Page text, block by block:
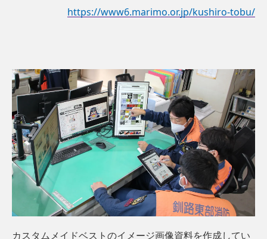
https://www6.marimo.or.jp/kushiro-tobu/
カスタムメイドベストのイメージ画像資料を作成してい